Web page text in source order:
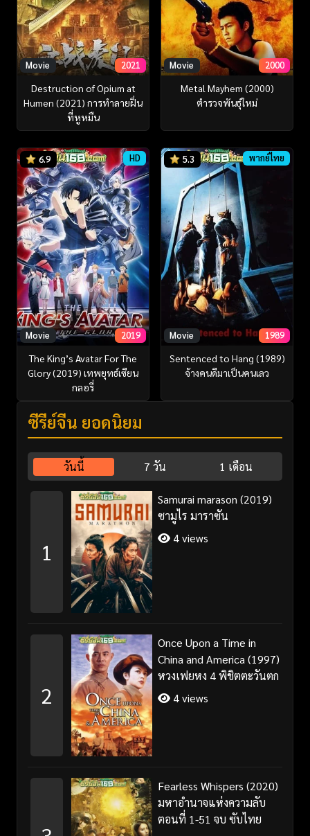
Movie 2021
Destruction of Opium at
Humen (2021) การทำลายฝิ่น
ที่หูหมืน
Movie 2000
Metal Mayhem (2000)
ตำรวจพันธุ์ใหม่
6.9 HD
Movie 2019
The King’s Avatar For The
Glory (2019) เทพยุทธ์เซียน
กลอรี่
5.3 พากย์ไทย
Movie 1989
Sentenced to Hang (1989)
จ้างคนดีมาเป็นคนเลว
ซีรี่ย์จีน ยอดนิยม
วันนี้ 7 วัน 1 เดือน
1
Samurai marason (2019)
ซามูไร มาราซัน
4 views
2
Once Upon a Time in
China and America (1997)
หวงเฟยหง 4 พิชิตตะวันตก
4 views
Fearless Whispers (2020)
มหาอำนาจแห่งความลับ
ตอนที่ 1-51 จบ ซับไทย